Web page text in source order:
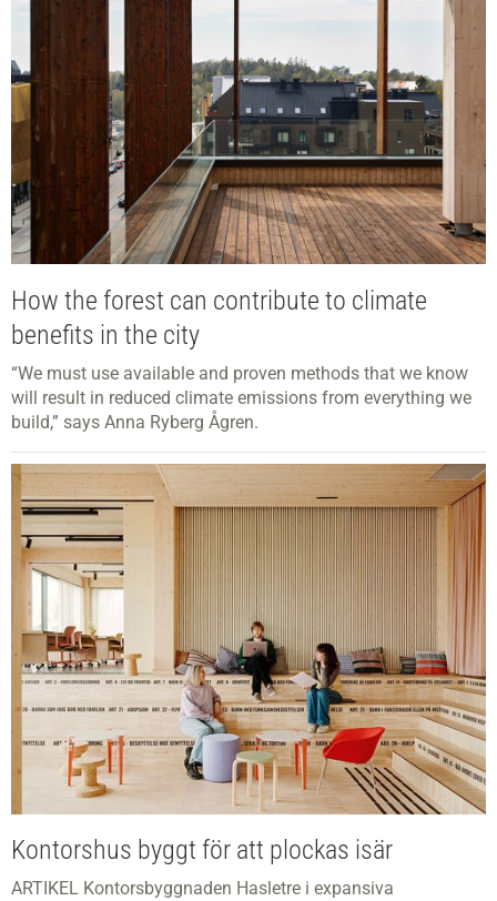
How the forest can contribute to climate
benefits in the city
“We must use available and proven methods that we know
will result in reduced climate emissions from everything we
build,” says Anna Ryberg Ågren.
Kontorshus byggt för att plockas isär
ARTIKEL Kontorsbyggnaden Hasletre i expansiva